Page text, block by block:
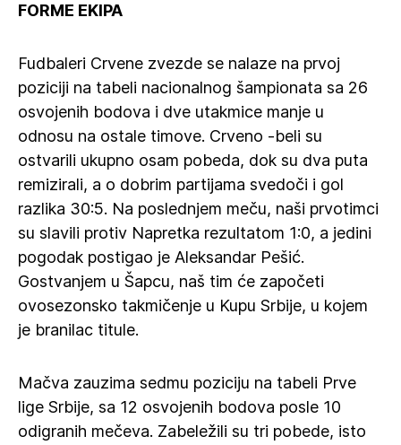
FORME EKIPA
Fudbaleri Crvene zvezde se nalaze na prvoj
poziciji na tabeli nacionalnog šampionata sa 26
osvojenih bodova i dve utakmice manje u
odnosu na ostale timove. Crveno -beli su
ostvarili ukupno osam pobeda, dok su dva puta
remizirali, a o dobrim partijama svedoči i gol
razlika 30:5. Na poslednjem meču, naši prvotimci
su slavili protiv Napretka rezultatom 1:0, a jedini
pogodak postigao je Aleksandar Pešić.
Gostvanjem u Šapcu, naš tim će započeti
ovosezonsko takmičenje u Kupu Srbije, u kojem
je branilac titule.
Mačva zauzima sedmu poziciju na tabeli Prve
lige Srbije, sa 12 osvojenih bodova posle 10
odigranih mečeva. Zabeležili su tri pobede, isto